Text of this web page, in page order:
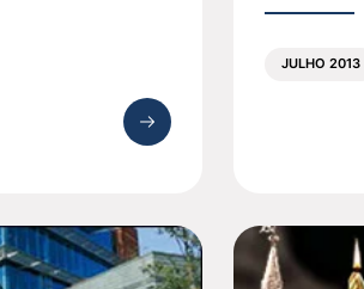
JULHO 2013